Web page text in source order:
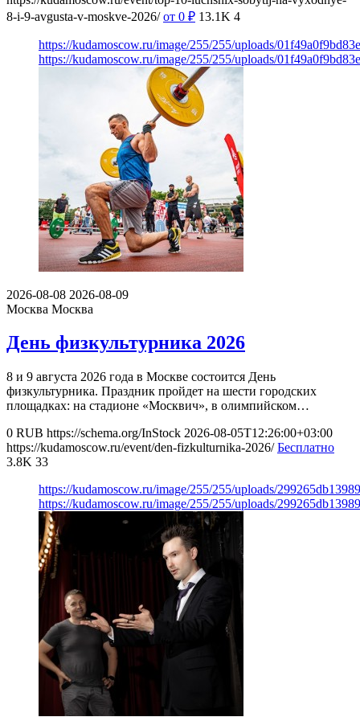
8-i-9-avgusta-v-moskve-2026/ от 0 ₽ 13.1K 4
https://kudamoscow.ru/image/255/255/uploads/
https://kudamoscow.ru/image/255/255/uploads/
2026-08-08 2026-08-09
Москва Москва
День физкультурника 2026
8 и 9 августа 2026 года в Москве состоится День
физкультурника. Праздник пройдет на шести городских
площадках: на стадионе «Москвич», в олимпийском…
0 RUB https://schema.org/InStock 2026-08-05T12:26:00+03:00
https://kudamoscow.ru/event/den-fizkulturnika-2026/ Бесплатно
3.8K 33
https://kudamoscow.ru/image/255/255/uploads/
https://kudamoscow.ru/image/255/255/uploads/